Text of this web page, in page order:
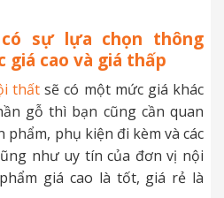
có sự lựa chọn thông
giá cao và giá thấp
thất sẽ có một mức giá khác
gỗ thì bạn cũng cần quan
phụ kiện đi kèm và các
như uy tín của đơn vị nội
giá cao là tốt, giá rẻ là